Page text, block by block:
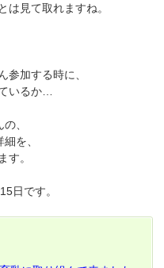
は見て取れますね。
参加する時に、
いるか…
、
を、
す。
日です。